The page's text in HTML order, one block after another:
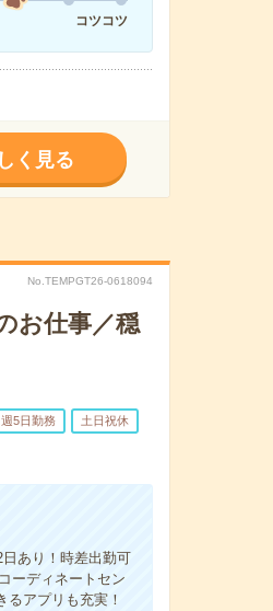
コツコツ
く見る
No.TEMPGT26-0618094
お仕事／穏
週5日勤務 土日祝休
あり！時差出勤可
ーディネートセン
アプリも充実！